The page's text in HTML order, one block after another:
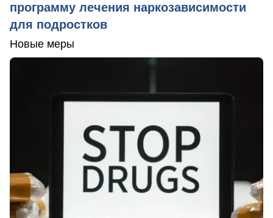
программу лечения наркозависимости
для подростков
Новые меры